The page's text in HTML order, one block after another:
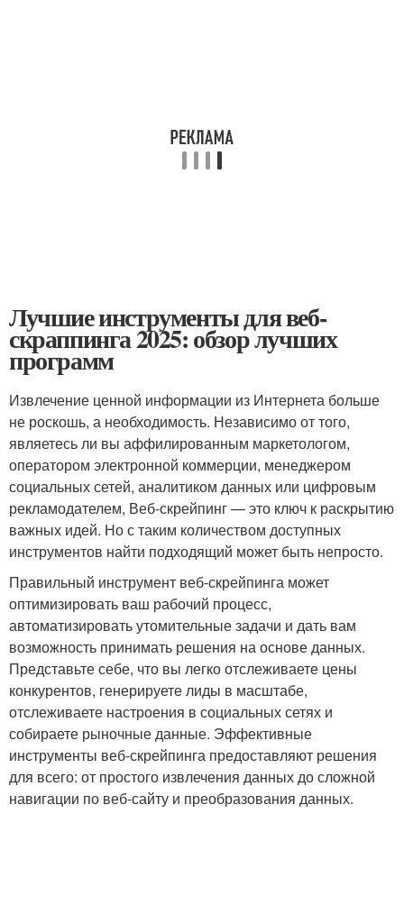
Лучшие инструменты для веб-
скраппинга 2025: обзор лучших
программ
Извлечение ценной информации из Интернета больше
не роскошь, а необходимость. Независимо от того,
являетесь ли вы аффилированным маркетологом,
оператором электронной коммерции, менеджером
социальных сетей, аналитиком данных или цифровым
рекламодателем, Веб-скрейпинг — это ключ к раскрытию
важных идей. Но с таким количеством доступных
инструментов найти подходящий может быть непросто.
Правильный инструмент веб-скрейпинга может
оптимизировать ваш рабочий процесс,
автоматизировать утомительные задачи и дать вам
возможность принимать решения на основе данных.
Представьте себе, что вы легко отслеживаете цены
конкурентов, генерируете лиды в масштабе,
отслеживаете настроения в социальных сетях и
собираете рыночные данные. Эффективные
инструменты веб-скрейпинга предоставляют решения
для всего: от простого извлечения данных до сложной
навигации по веб-сайту и преобразования данных.